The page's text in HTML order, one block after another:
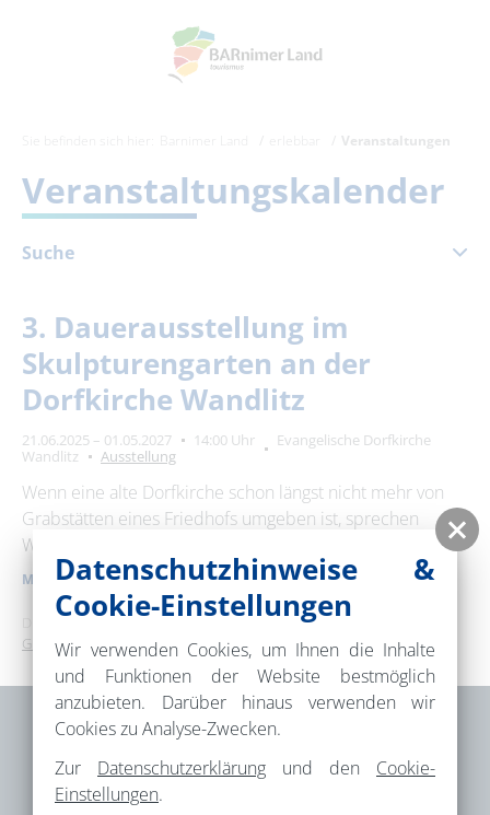
Veranstaltungen
Veranstaltungskalender
Suche
März 2027
Mo Di Mi Do Fr
1 2 3 4 5
8
9 10 11 12
15
16 17 18 19 20
21
22
23 24 25 26 27
28
29
30 31
Erweiterte Suche
Zeitraum
bis
3. Dauerausstellung im
Skulpturengarten an der
Dorfkirche Wandlitz
21.06.2025 – 01.05.2027 14:00 Uhr
Evangelische Dorfkirche
Wandlitz
Ausstellung
Wenn eine alte Dorfkirche schon längst nicht mehr von
Grabstätten eines Friedhofs umgeben ist, sprechen
Wiese und Bäume um sie …
MEHR ERFAHREN
Dies ist ein Service derTMB Tourismus-Marketing Brandenburg
GmbH.
Brandenburgische Seenplatte GmbH –
Gesellschaft für Tourismus und
Datenschutzhinweise &
Cookie-Einstellungen
Wir verwenden Cookies, um Ihnen die Inhalte
und Funktionen der Website bestmöglich
anzubieten. Darüber hinaus verwenden wir
Cookies zu Analyse-Zwecken.
Zur Datenschutzerklärung und den Cookie-
Einstellungen.